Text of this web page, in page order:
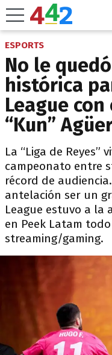
ESPORTS
No le
histórica
League
“Kun”
La “Liga de Reyes”
campeonato entre
récord de
antelación ser un
League estuvo a la
en Peek Latam
streaming/gaming.